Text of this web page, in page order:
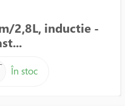
2,8L, inductie -
În stoc